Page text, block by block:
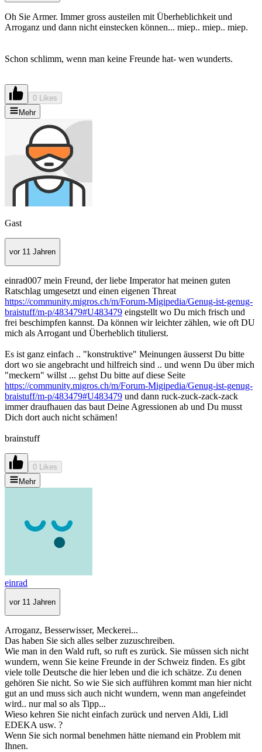
Oh Sie Armer. Immer gross austeilen mit Überheblichkeit und
Arroganz und dann nicht einstecken können... miep.. miep.. miep.
Schon schlimm, wenn man keine Freunde hat- wen wunderts.
0 Likes
Mehr
Gast
vor 11 Jahren
einrad007 mein Freund, der liebe Imperator hat meinen guten
Ratschlag umgesetzt und einen eigenen Threat
https://community.migros.ch/m/Forum-Migipedia/Genug-ist-genug-
braistuff/m-p/483479#U483479 eingstellt wo Du mich frisch und
frei beschimpfen kannst. Da können wir leichter zählen, wie oft DU
mich als Arrogant und Überheblich titulierst.
Es ist ganz einfach .. "konstruktive" Meinungen äusserst Du bitte
dort wo sie angebracht und hilfreich sind .. und wenn Du über mich
"meckern" willst ... gehst Du bitte auf diese Seite
https://community.migros.ch/m/Forum-Migipedia/Genug-ist-genug-
braistuff/m-p/483479#U483479 und dann ruck-zuck-zack-zack
immer draufhauen das baut Deine Agressionen ab und Du musst
Dich dort auch nicht schämen!
brainstuff
0 Likes
Mehr
einrad
vor 11 Jahren
Arroganz, Besserwisser, Meckerei...
Das haben Sie sich alles selber zuzuschreiben.
Wie man in den Wald ruft, so ruft es zurück. Sie müssen sich nicht
wundern, wenn Sie keine Freunde in der Schweiz finden. Es gibt
viele tolle Deutsche die hier leben und die ich schätze. Zu denen
gehören Sie nicht. So wie Sie sich aufführen kommt man hier nicht
gut an und muss sich auch nicht wundern, wenn man angefeindet
wird.. nur mal so als Tipp...
Wieso kehren Sie nicht einfach zurück und nerven Aldi, Lidl
EDEKA usw. ?
Wenn Sie sich normal benehmen hätte niemand ein Problem mit
Ihnen.